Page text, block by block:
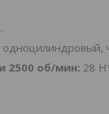
одноцилиндровый,
2500 об/мин: 28